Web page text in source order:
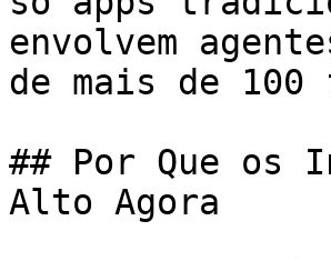
envolvem
de mais de
## Por Que os
Alto Agora